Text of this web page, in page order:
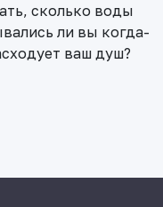
сколько воды
ли вы когда-
ваш душ?